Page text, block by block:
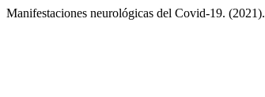
Manifestaciones neurológicas del Covid-19. (2021).